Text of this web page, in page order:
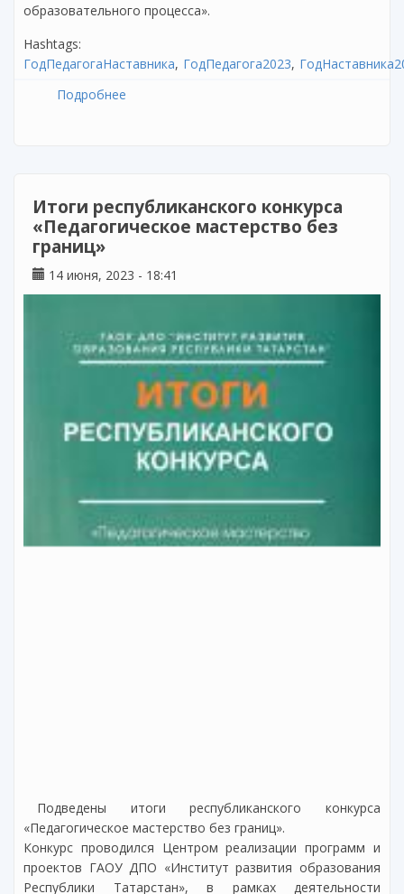
образовательного процесса».
Hashtags:
ГодПедагогаНаставника ГодПедагога2023
Подробнее
образовательного процесса
Итоги республиканского конкурса
«Педагогическое мастерство без
границ»
14 июня, 2023 - 18:41
Подведены итоги республиканского конкурса
«Педагогическое мастерство без границ».
Конкурс проводился Центром реализации программ и
проектов ГАОУ ДПО «Институт развития образования
Республики Татарстан», в рамках деятельности